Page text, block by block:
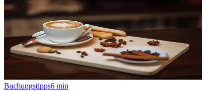
Buchungstipps6 min